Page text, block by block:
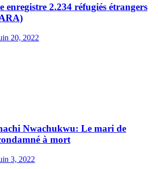
enregistre 2.234 réfugiés étrangers
20, 2022
Nwachukwu: Le mari de
à mort
3, 2022